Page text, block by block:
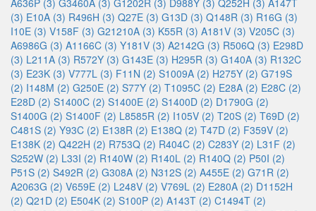
A636P (3) G3460A (3) G1202R (3) D988Y (3) Q252H (3) A147T
(3) E10A (3) R496H (3) Q27E (3) G13D (3) Q148R (3) R16G (3)
I10E (3) V158F (3) G21210A (3) K55R (3) A181V (3) V205C (3)
A6986G (3) A1166C (3) Y181V (3) A2142G (3) R506Q (3) E298D
(3) L211A (3) R572Y (3) G143E (3) H295R (3) G140A (3) R132C
(3) E23K (3) V777L (3) F11N (2) S1009A (2) H275Y (2) G719S
(2) I148M (2) G250E (2) S77Y (2) T1095C (2) E28A (2) E28C (2)
E28D (2) S1400C (2) S1400E (2) S1400D (2) D1790G (2)
S1400G (2) S1400F (2) L8585R (2) I105V (2) T20S (2) T69D (2)
C481S (2) Y93C (2) E138R (2) E138Q (2) T47D (2) F359V (2)
E138K (2) Q422H (2) R753Q (2) R404C (2) C283Y (2) L31F (2)
S252W (2) L33I (2) R140W (2) R140L (2) R140Q (2) P50I (2)
P51S (2) S492R (2) G308A (2) N312S (2) A455E (2) G71R (2)
A2063G (2) V659E (2) L248V (2) V769L (2) E280A (2) D1152H
(2) Q21D (2) E504K (2) S100P (2) A143T (2) C1494T (2)